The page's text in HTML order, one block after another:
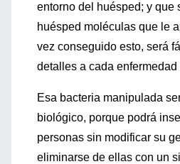
entorno del huésped; y que
huésped moléculas que le
vez conseguido esto, será
detalles a cada enfermedad
Esa bacteria manipulada
biológico, porque podrá
personas sin modificar su
eliminarse de ellas con un